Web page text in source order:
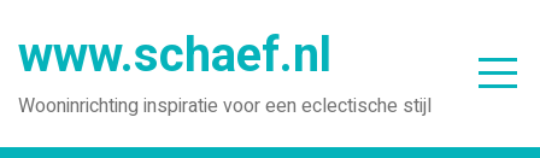
naar
inhoud
www.schaef.nl
Wooninrichting inspiratie voor een eclectische stijl